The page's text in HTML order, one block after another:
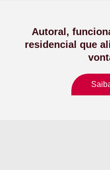
Autoral,
residencial que